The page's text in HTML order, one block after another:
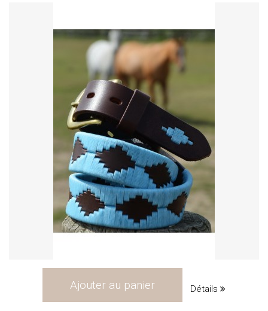
Ajouter au panier Détails